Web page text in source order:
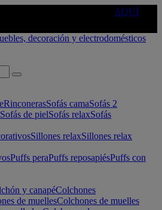
AQUÍ
RinconerasSofás camaSofás 2
Sofás de pielSofás relaxSofás
Sillones relaxSillones relax
Puffs peraPuffs reposapiésPuffs con
y canapéColchones
de muellesColchones de muelles